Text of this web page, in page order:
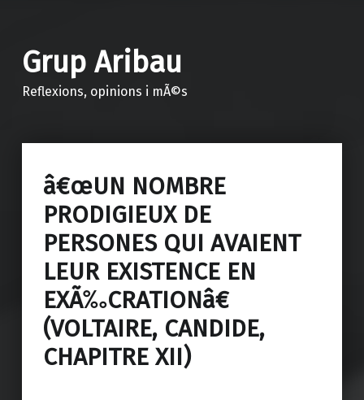
Grup Aribau
Reflexions, opinions i mÃ©s
â€œUN NOMBRE
PRODIGIEUX DE
PERSONES QUI AVAIENT
LEUR EXISTENCE EN
EXÃ‰CRATIONâ€
(VOLTAIRE, CANDIDE,
CHAPITRE XII)